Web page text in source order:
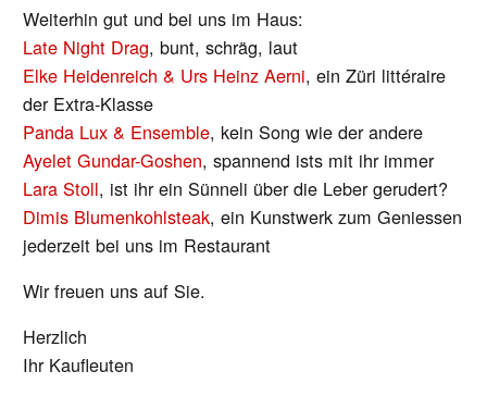
Weiterhin gut und bei uns im Haus:
Late Night Drag, bunt, schräg, laut
Elke Heidenreich & Urs Heinz Aerni, ein Züri littéraire
der Extra-Klasse
Panda Lux & Ensemble, kein Song wie der andere
Ayelet Gundar-Goshen, spannend ists mit ihr immer
Lara Stoll, ist ihr ein Sünneli über die Leber gerudert?
Dimis Blumenkohlsteak, ein Kunstwerk zum Geniessen
jederzeit bei uns im Restaurant
Wir freuen uns auf Sie.
Herzlich
Ihr Kaufleuten